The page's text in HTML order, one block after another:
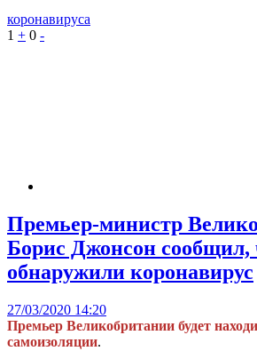
коронавируса
1 + 0 -
Премьер-министр
Борис Джонсон сообщил,
обнаружили коронавирус
27/03/2020 14:20
Премьер Великобритании будет
самоизоляции.